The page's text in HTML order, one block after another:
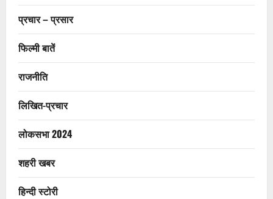
प्रचार – प्रसार
फिल्मी बातें
राजनीति
लिखित-प्रचार
लोकसभा 2024
शहरी खबर
हिन्दी स्टोरी